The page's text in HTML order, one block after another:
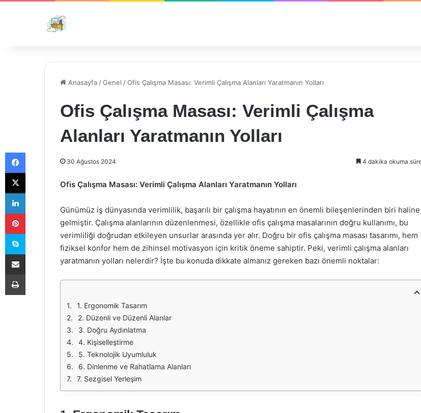
Anasayfa /Genel /Ofis Çalışma Masası: Verimli Çalışma Alanları Yaratmanın Yolları
Ofis Çalışma Masası: Verimli Çalışma
Alanları Yaratmanın Yolları
30 Ağustos 2024 4 dakika okuma
Ofis Çalışma Masası: Verimli Çalışma Alanları Yaratmanın Yolları
Günümüz iş dünyasında verimlilik, başarılı bir çalışma hayatının en önemli bileşenlerinden biri haline
gelmiştir. Çalışma alanlarının düzenlenmesi, özellikle ofis çalışma masalarının doğru kullanımı, bu
verimliliği doğrudan etkileyen unsurlar arasında yer alır. Doğru bir ofis çalışma masası tasarımı, hem
fiziksel konfor hem de zihinsel motivasyon için kritik öneme sahiptir. Peki, verimli çalışma alanları
yaratmanın yolları nelerdir? İşte bu konuda dikkate almanız gereken bazı önemli noktalar:
1. Ergonomik Tasarım
2. Düzenli ve Düzenli Alanlar
3. Doğru Aydınlatma
4. Kişiselleştirme
5. Teknolojik Uyumluluk
6. Dinlenme ve Rahatlama Alanları
7. Sezgisel Yerleşim
Facebook
X
LinkedIn
Pinterest
Skype
E-Posta ile paylaş